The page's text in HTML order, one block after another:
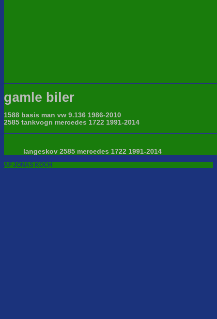
gamle biler
1588 basis man vw 9.136 1986-2010
2585 tankvogn mercedes 1722 1991-2014
langeskov 2585 mercedes 1722 1991-2014
AF JONAS KOCH